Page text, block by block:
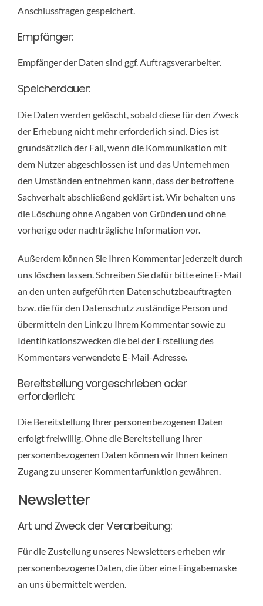
Anschlussfragen gespeichert.
Empfänger:
Empfänger der Daten sind ggf. Auftragsverarbeiter.
Speicherdauer:
Die Daten werden gelöscht, sobald diese für den Zweck
der Erhebung nicht mehr erforderlich sind. Dies ist
grundsätzlich der Fall, wenn die Kommunikation mit
dem Nutzer abgeschlossen ist und das Unternehmen
den Umständen entnehmen kann, dass der betroffene
Sachverhalt abschließend geklärt ist. Wir behalten uns
die Löschung ohne Angaben von Gründen und ohne
vorherige oder nachträgliche Information vor.
Außerdem können Sie Ihren Kommentar jederzeit durch
uns löschen lassen. Schreiben Sie dafür bitte eine E-Mail
an den unten aufgeführten Datenschutzbeauftragten
bzw. die für den Datenschutz zuständige Person und
übermitteln den Link zu Ihrem Kommentar sowie zu
Identifikationszwecken die bei der Erstellung des
Kommentars verwendete E-Mail-Adresse.
Bereitstellung vorgeschrieben oder
erforderlich:
Die Bereitstellung Ihrer personenbezogenen Daten
erfolgt freiwillig. Ohne die Bereitstellung Ihrer
personenbezogenen Daten können wir Ihnen keinen
Zugang zu unserer Kommentarfunktion gewähren.
Newsletter
Art und Zweck der Verarbeitung:
Für die Zustellung unseres Newsletters erheben wir
personenbezogene Daten, die über eine Eingabemaske
an uns übermittelt werden.